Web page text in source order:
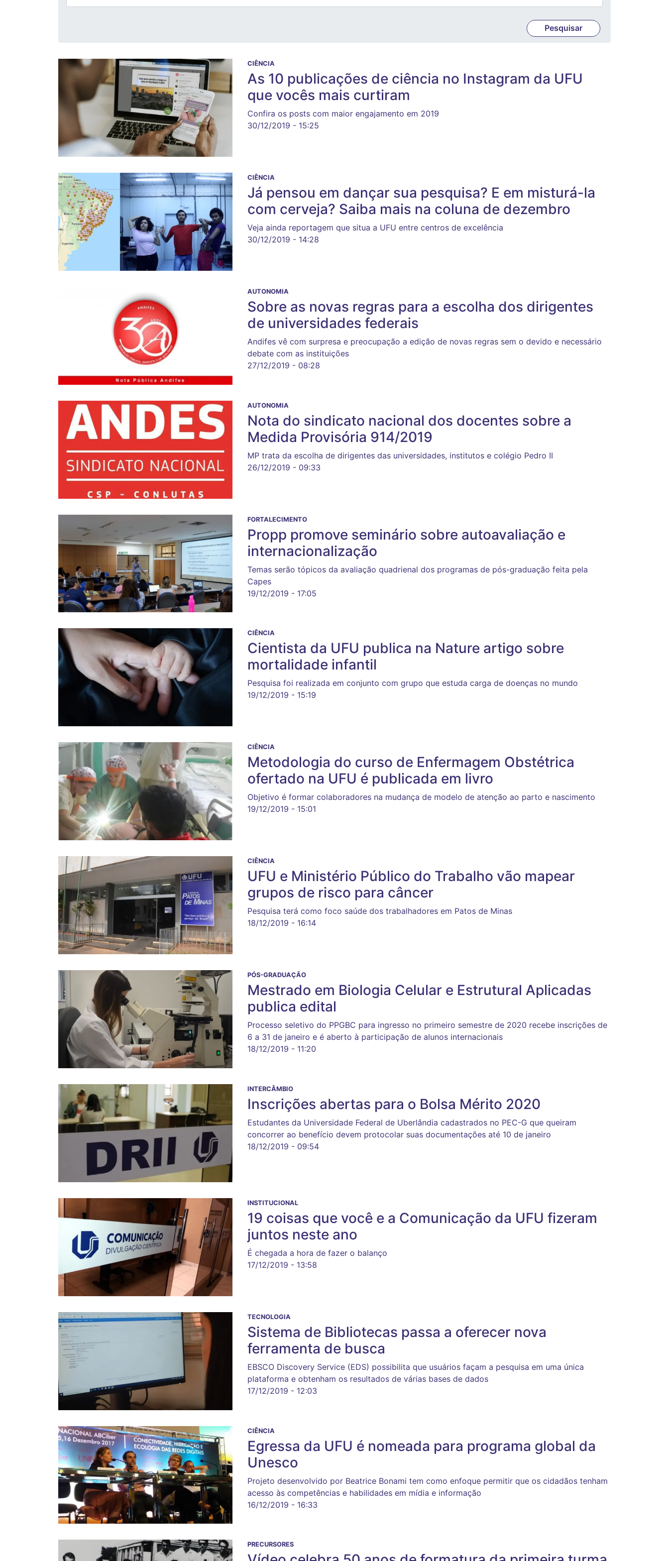
CIÊNCIA
As 10 publicações de ciência no Instagram da UFU
que vocês mais curtiram
Confira os posts com maior engajamento em 2019
30/12/2019 - 15:25
CIÊNCIA
Já pensou em dançar sua pesquisa? E em misturá-la
com cerveja? Saiba mais na coluna de dezembro
Veja ainda reportagem que situa a UFU entre centros de excelência
30/12/2019 - 14:28
AUTONOMIA
Sobre as novas regras para a escolha dos dirigentes
de universidades federais
Andifes vê com surpresa e preocupação a edição de novas regras sem o devido e necessário
debate com as instituições
27/12/2019 - 08:28
AUTONOMIA
Nota do sindicato nacional dos docentes sobre a
Medida Provisória 914/2019
MP trata da escolha de dirigentes das universidades, institutos e colégio Pedro II
26/12/2019 - 09:33
FORTALECIMENTO
Propp promove seminário sobre autoavaliação e
internacionalização
Temas serão tópicos da avaliação quadrienal dos programas de pós-graduação feita pela
Capes
19/12/2019 - 17:05
CIÊNCIA
Cientista da UFU publica na Nature artigo sobre
mortalidade infantil
Pesquisa foi realizada em conjunto com grupo que estuda carga de doenças no mundo
19/12/2019 - 15:19
CIÊNCIA
Metodologia do curso de Enfermagem Obstétrica
ofertado na UFU é publicada em livro
Objetivo é formar colaboradores na mudança de modelo de atenção ao parto e nascimento
19/12/2019 - 15:01
CIÊNCIA
UFU e Ministério Público do Trabalho vão mapear
grupos de risco para câncer
Pesquisa terá como foco saúde dos trabalhadores em Patos de Minas
18/12/2019 - 16:14
PÓS-GRADUAÇÃO
Mestrado em Biologia Celular e Estrutural Aplicadas
publica edital
Processo seletivo do PPGBC para ingresso no primeiro semestre de 2020 recebe inscrições de
6 a 31 de janeiro e é aberto à participação de alunos internacionais
18/12/2019 - 11:20
INTERCÂMBIO
Inscrições abertas para o Bolsa Mérito 2020
Estudantes da Universidade Federal de Uberlândia cadastrados no PEC-G que queiram
concorrer ao benefício devem protocolar suas documentações até 10 de janeiro
18/12/2019 - 09:54
INSTITUCIONAL
19 coisas que você e a Comunicação da UFU fizeram
juntos neste ano
É chegada a hora de fazer o balanço
17/12/2019 - 13:58
TECNOLOGIA
Sistema de Bibliotecas passa a oferecer nova
ferramenta de busca
EBSCO Discovery Service (EDS) possibilita que usuários façam a pesquisa em uma única
plataforma e obtenham os resultados de várias bases de dados
17/12/2019 - 12:03
CIÊNCIA
Egressa da UFU é nomeada para programa global da
Unesco
Projeto desenvolvido por Beatrice Bonami tem como enfoque permitir que os cidadãos tenham
acesso às competências e habilidades em mídia e informação
16/12/2019 - 16:33
PRECURSORES